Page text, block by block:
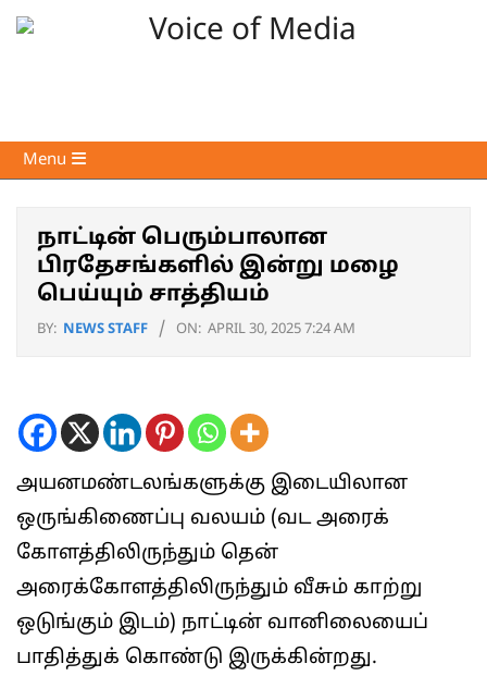
Skip
Voice
of
Primary
Navigation
Menu
நாட்டின் பெரும்பாலான
பிரதேசங்களில் இன்று மழை
பெய்யும் சாத்தியம்
BY: NEWS STAFF ON: APRIL 30, 2025 7:24 AM
அயனமண்டலங்களுக்கு இடையிலான
ஒருங்கிணைப்பு வலயம் (வட அரைக்
கோளத்திலிருந்தும் தென்
அரைக்கோளத்திலிருந்தும் வீசும் காற்று
ஒடுங்கும் இடம்) நாட்டின் வானிலையைப்
பாதித்துக் கொண்டு இருக்கின்றது.